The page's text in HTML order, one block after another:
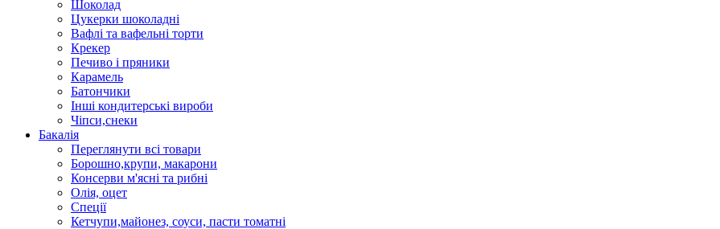
Шоколад
Цукерки шоколадні
Вафлі та вафельні торти
Крекер
Печиво і пряники
Карамель
Батончики
Інші кондитерські вироби
Чіпси,снеки
Бакалія
Переглянути всі товари
Борошно,крупи, макарони
Консерви м'ясні та рибні
Олія, оцет
Спеції
Кетчупи,майонез, соуси, пасти томатні